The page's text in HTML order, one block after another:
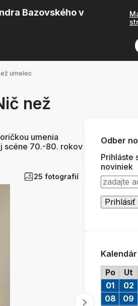
Bazovského v
umelec
než
umenia
scéne 70.-80. rokov
25 fotografií
Odber
Prihláste
noviniek
Po
Ut
01 02
08
09